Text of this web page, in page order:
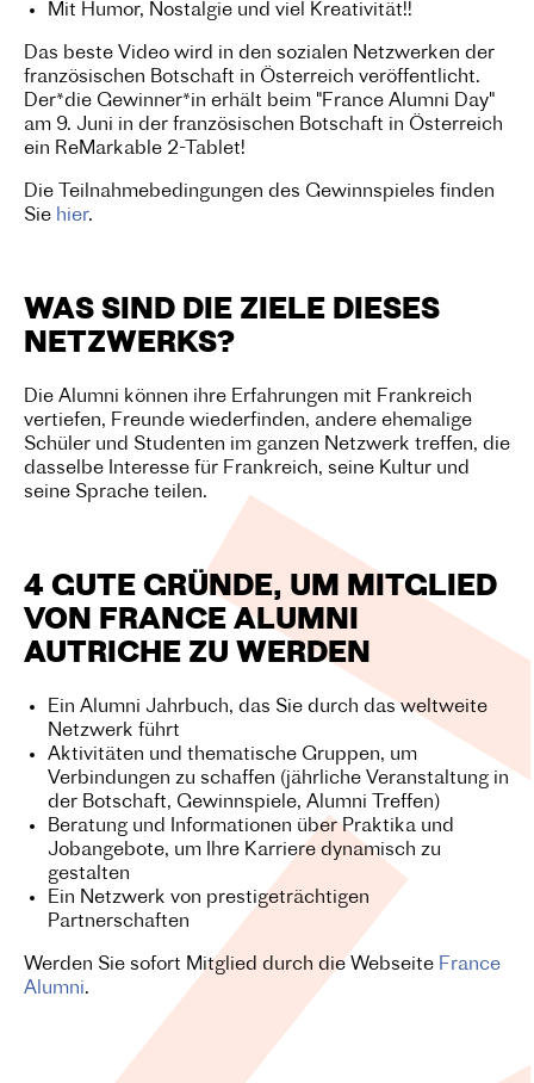
Mit Humor, Nostalgie und viel Kreativität!!
Das beste Video wird in den sozialen Netzwerken der
französischen Botschaft in Österreich veröffentlicht.
Der*die Gewinner*in erhält beim "France Alumni Day"
am 9. Juni in der französischen Botschaft in Österreich
ein ReMarkable 2-Tablet!
Die Teilnahmebedingungen des Gewinnspieles finden
Sie hier.
WAS SIND DIE ZIELE DIESES
NETZWERKS?
Die Alumni können ihre Erfahrungen mit Frankreich
vertiefen, Freunde wiederfinden, andere ehemalige
Schüler und Studenten im ganzen Netzwerk treffen, die
dasselbe Interesse für Frankreich, seine Kultur und
seine Sprache teilen.
4 GUTE GRÜNDE, UM MITGLIED
VON FRANCE ALUMNI
AUTRICHE ZU WERDEN
Ein Alumni Jahrbuch, das Sie durch das weltweite
Netzwerk führt
Aktivitäten und thematische Gruppen, um
Verbindungen zu schaffen (jährliche Veranstaltung in
der Botschaft, Gewinnspiele, Alumni Treffen)
Beratung und Informationen über Praktika und
Jobangebote, um Ihre Karriere dynamisch zu
gestalten
Ein Netzwerk von prestigeträchtigen
Partnerschaften
Werden Sie sofort Mitglied durch die Webseite France
Alumni.